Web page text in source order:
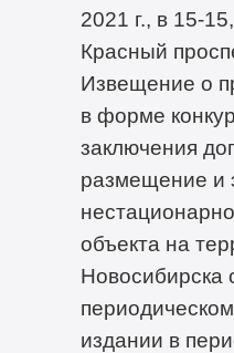
2021 г., в 15-
Красный
Извещение о
в форме
заключения
размещение и
объекта на
Новосибирска
издании в